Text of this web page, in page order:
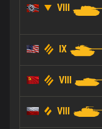
VIII
IX
VIII
VIII